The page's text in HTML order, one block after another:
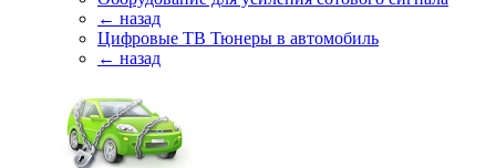
← назад
Цифровые ТВ Тюнеры в автомобиль
← назад